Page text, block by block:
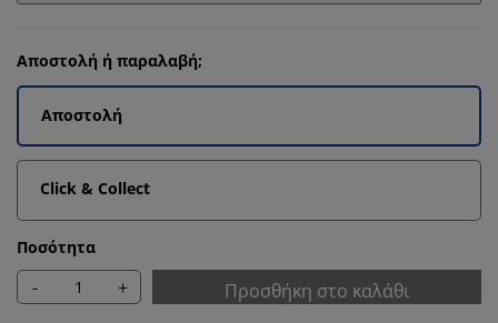
Αποστολή ή παραλαβή;
Αποστολή
Click & Collect
Ποσότητα
- + Προσθήκη στο καλάθι